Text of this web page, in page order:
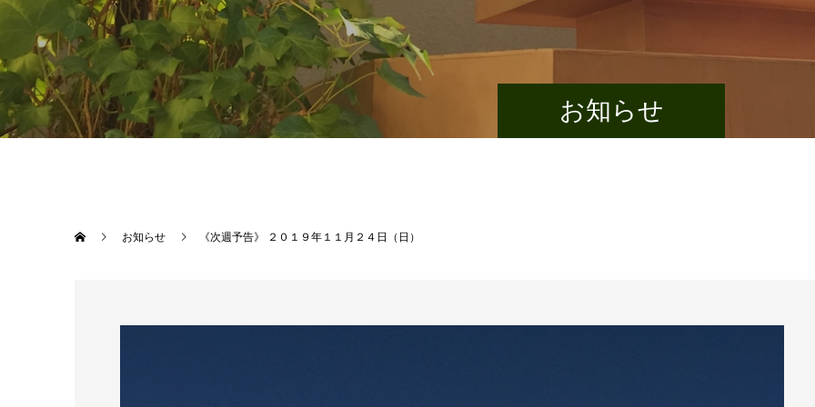
お知らせ
お知らせ 《次週予告》 ２０１９年１１月２４日（日）